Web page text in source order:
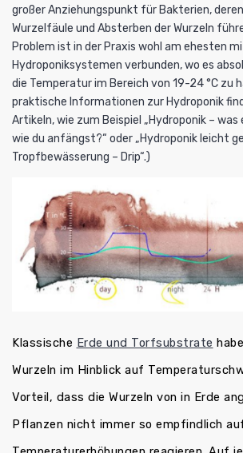
großer Anziehungspunkt für Bakterien,
Wurzelfäule und Absterben der Wurzeln
Problem ist in der Praxis wohl am ehesten
Hydroponiksystemen verbunden, wo es
die Temperatur im Bereich von 19-24 °C zu
praktische Informationen zur Hydroponik
Artikeln, wie zum Beispiel „Hydroponik –
wie du anfängst?“ oder „Hydroponik leicht
Tropfbewässerung – Drip“.)
Klassische Erde und Torfsubstrate
Wurzeln im Hinblick auf
Vorteil, dass die Wurzeln von in Erde
Pflanzen nicht immer so empfindlich